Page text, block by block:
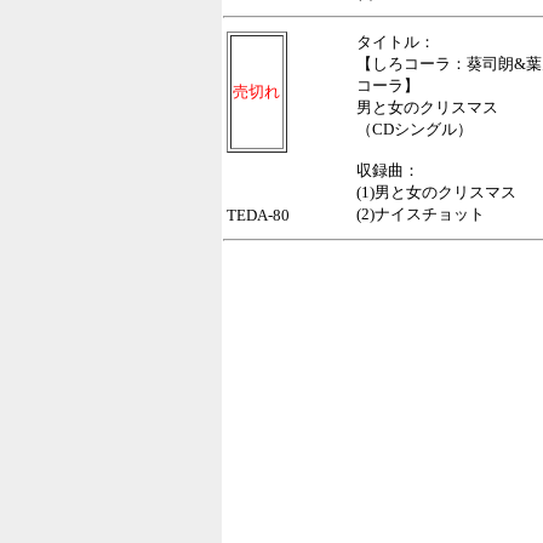
売切れ
タイトル：
【しろコーラ：葵司朗&
コーラ】
男と女のクリスマス
（CDシングル）
収録曲：
(1)男と女のクリスマス
(2)ナイスチョット
TEDA-80